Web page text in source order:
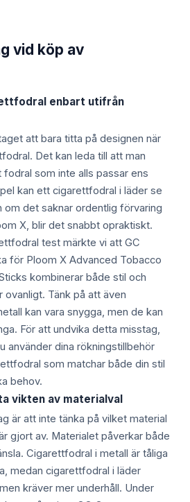
vid köp av
enbart utifrån
att bara titta på designen när
Det kan leda till att man
som inte alls passar ens
kan ett cigarettfodral i läder se
om det saknar ordentlig förvaring
X, blir det snabbt opraktiskt.
test märkte vi att GC
för Ploom X Advanced Tobacco
kombinerar både stil och
ovanligt. Tänk på att även
kan vara snygga, men de kan
För att undvika detta misstag,
använder dina rökningstillbehör
som matchar både din stil
behov.
vikten av materialval
är att inte tänka på vilket material
gjort av. Materialet påverkar både
Cigarettfodral i metall är tåliga
medan cigarettfodral i läder
kräver mer underhåll. Under